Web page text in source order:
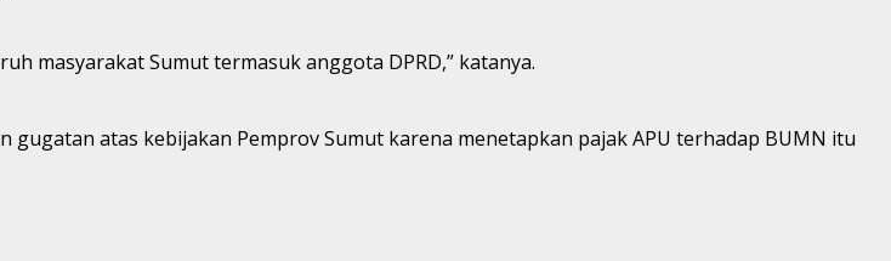
masyarakat Sumut termasuk anggota DPRD,” katanya.
atas kebijakan Pemprov Sumut karena menetapkan pajak APU terhadap BUMN itu